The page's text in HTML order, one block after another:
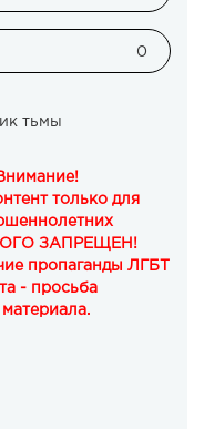
0
тьмы
только для
ЗАПРЕЩЕН!
пропаганды ЛГБТ
- просьба